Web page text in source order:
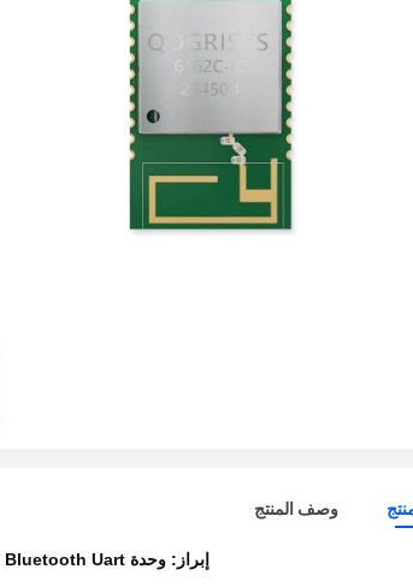
وصف المنتج
إبراز: وحدة GFSK Bluetooth Uart